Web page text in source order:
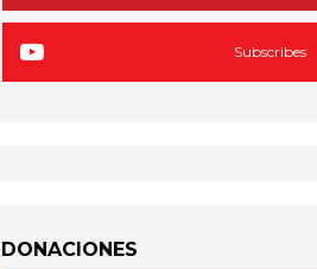
Subscribes
DONACIONES